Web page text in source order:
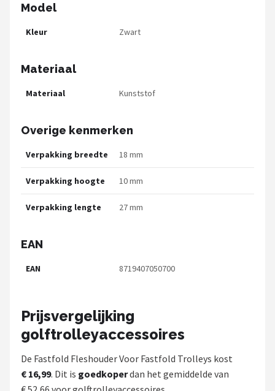
Model
Kleur Zwart
Materiaal
Materiaal Kunststof
Overige kenmerken
Verpakking breedte 18 mm
Verpakking hoogte 10 mm
Verpakking lengte 27 mm
EAN
EAN 8719407050700
Prijsvergelijking
golftrolleyaccessoires
De Fastfold Fleshouder Voor Fastfold Trolleys kost
€ 16,99. Dit is goedkoperdan het gemiddelde van